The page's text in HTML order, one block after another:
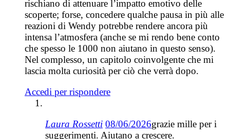
rischiano di attenuare l’impatto emotivo delle
scoperte; forse, concedere qualche pausa in più alle
reazioni di Wendy potrebbe rendere ancora più
intensa l’atmosfera (anche se mi rendo bene conto
che spesso le 1000 non aiutano in questo senso).
Nel complesso, un capitolo coinvolgente che mi
lascia molta curiosità per ciò che verrà dopo.
Accedi per rispondere
Laura Rossetti 08/06/2026grazie mille per i
suggerimenti. Aiutano a crescere.